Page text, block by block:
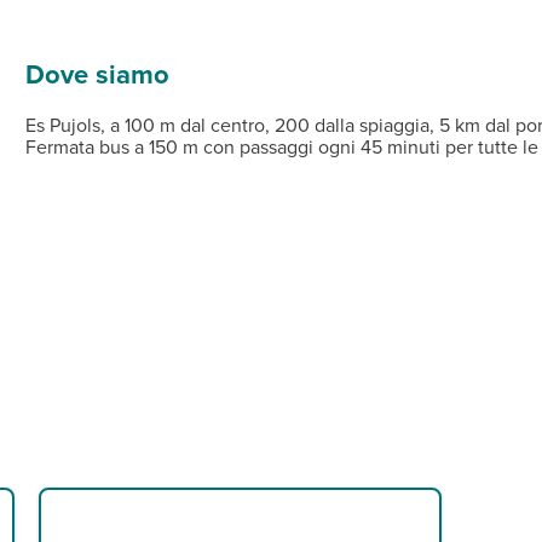
Dove siamo
Es Pujols, a 100 m dal centro, 200 dalla spiaggia, 5 km dal
Fermata bus a 150 m con passaggi ogni 45 minuti per tutte
lettini a pagamento (teli mare non disponibili).
(teli mare non disponibili) e connessione wi-fi gratuita
3 adulti) e appartamenti bilocali (40m², max 4 adulti)
DI IBIZA ENTRO LE 22.30 IN MODO DA POTER
NON ANTERIORE ALLE ORE 8.50 PER USUFRUIRE DEL
AD IBIZA CON UN SUPPLEMENTO DI 100EUR PER